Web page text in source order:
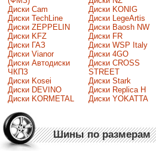
Диски Cam
Диски TechLine
Диски ZEPPELIN
Диски KFZ
Диски ГАЗ
Диски Vianor
Диски Автодиски
ЧКПЗ
Диски Kosei
Диски DEVINO
Диски KORMETAL
Диски KONIG
Диски LegeArtis
Диски Baosh NW
Диски FR
Диски WSP Italy
Диски 4GO
Диски CROSS
STREET
Диски Stark
Диски Replica H
Диски YOKATTA
Шины по размерам